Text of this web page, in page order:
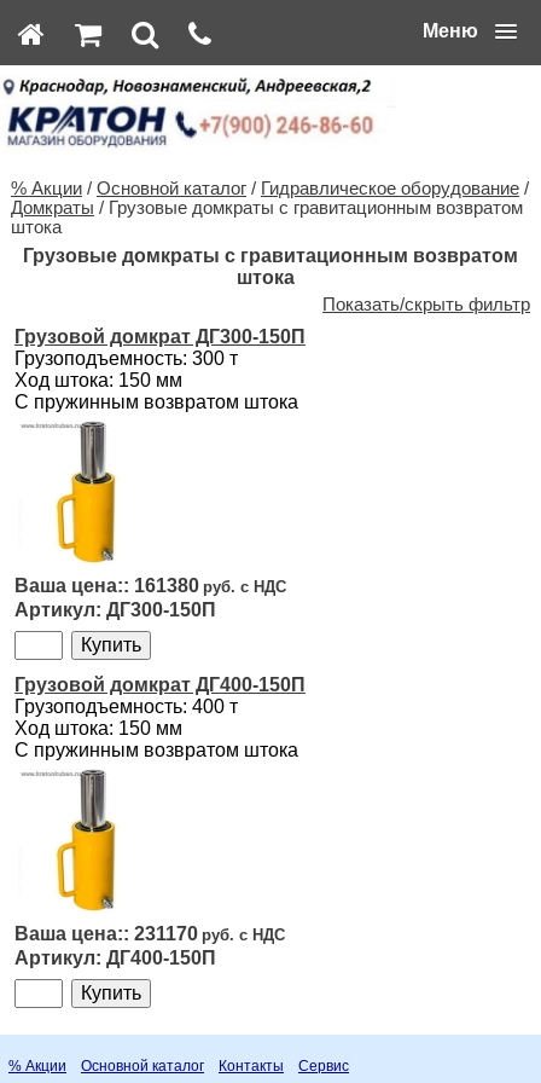
Меню
% Акции/ Основной каталог/ Гидравлическое оборудование/
Домкраты / Грузовые домкраты с гравитационным возвратом
штока
Грузовые домкраты с гравитационным возвратом
штока
Показать/скрыть фильтр
Грузовой домкрат ДГ300-150П
Грузоподъемность: 300 т
Ход штока: 150 мм
С пружинным возвратом штока
161380
ДГ300-150П
Грузовой домкрат ДГ400-150П
Грузоподъемность: 400 т
Ход штока: 150 мм
С пружинным возвратом штока
231170
ДГ400-150П
% Акции Основной каталог Контакты Сервис